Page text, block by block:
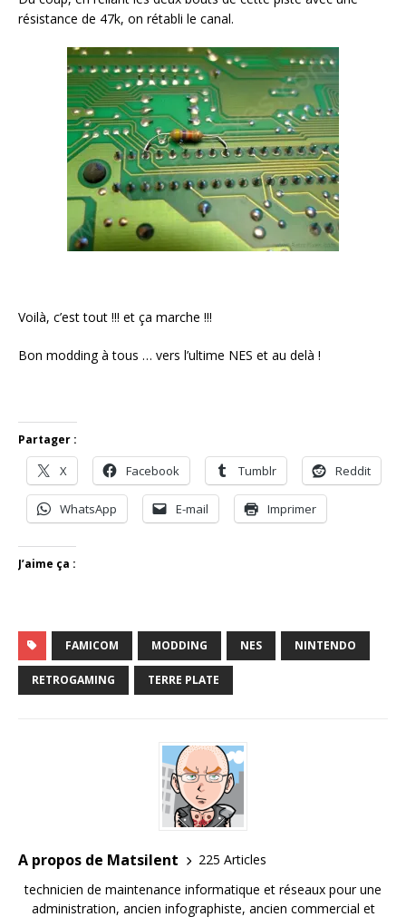
résistance de 47k, on rétabli le canal.
Voilà, c’est tout !!! et ça marche !!!
Bon modding à tous … vers l’ultime NES et au delà !
Partager :
X Facebook Tumblr Reddit
WhatsApp E-mail Imprimer
J’aime ça :
FAMICOM MODDING NES NINTENDO
RETROGAMING TERRE PLATE
A propos de Matsilent
225 Articles
technicien de maintenance informatique et réseaux pour une
administration, ancien infographiste, ancien commercial et